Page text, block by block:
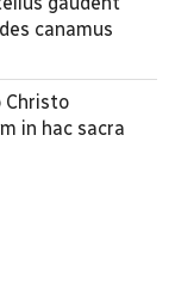
canamus
Christo
in hac sacra